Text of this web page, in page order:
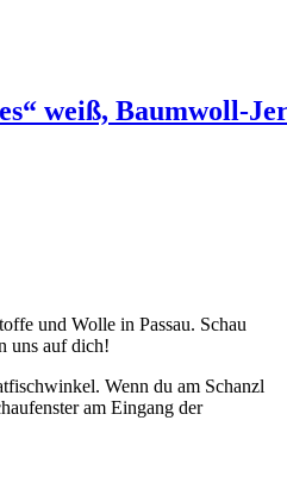
weiß, Baumwoll-
und Wolle in Passau. Schau
uns auf dich!
Wenn du am Schanzl
am Eingang der